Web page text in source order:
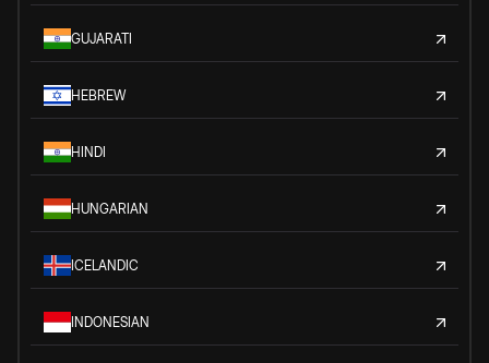
GUJARATI
HEBREW
HINDI
HUNGARIAN
ICELANDIC
INDONESIAN